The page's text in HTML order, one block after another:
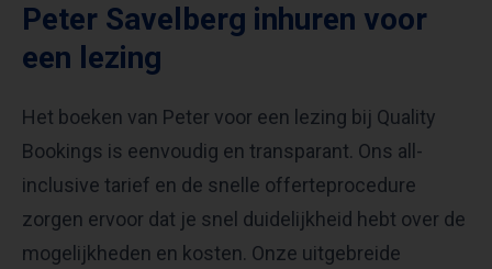
Peter Savelberg inhuren voor
een lezing
Het boeken van Peter voor een lezing bij Quality
Bookings is eenvoudig en transparant. Ons all-
inclusive tarief en de snelle offerteprocedure
zorgen ervoor dat je snel duidelijkheid hebt over de
mogelijkheden en kosten. Onze uitgebreide